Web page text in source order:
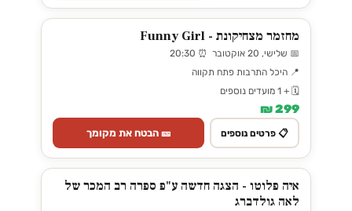
מחזמר מצחיקונת - Funny Girl
📅 שלישי, 20 אוקטובר ⏰ 20:30
📍 היכל התרבות פתח תקווה
🗓️ + 1 מועדים נוספים
299 ₪
📋 פרטים נוספים 🎫 הבטח את מקומך
איה פלוטו - הצגה חדשה ע"פ ספרה רב המכר של
לאה גולדברג